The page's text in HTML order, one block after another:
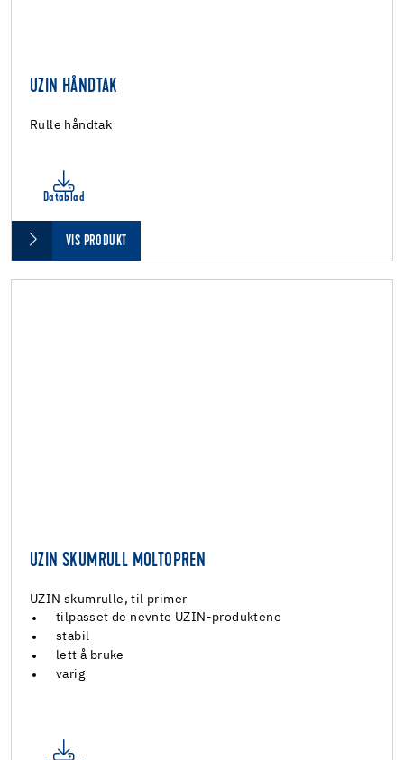
UZIN HÅNDTAK
Rulle håndtak
Datablad
VIS PRODUKT
UZIN SKUMRULL MOLTOPREN
UZIN skumrulle, til primer
tilpasset de nevnte UZIN-produktene
stabil
lett å bruke
varig